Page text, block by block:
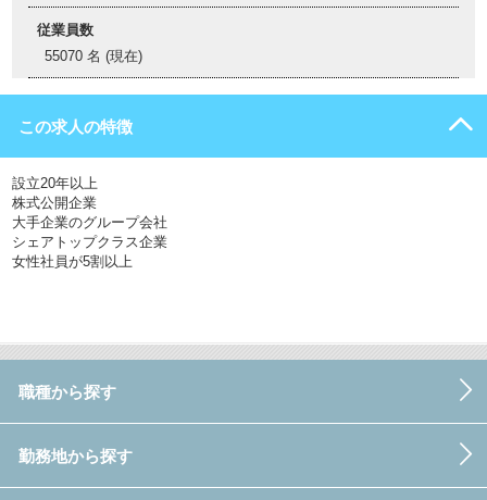
従業員数
55070 名 (現在)
この求人の特徴
設立20年以上
株式公開企業
大手企業のグループ会社
シェアトップクラス企業
女性社員が5割以上
職種から探す
勤務地から探す